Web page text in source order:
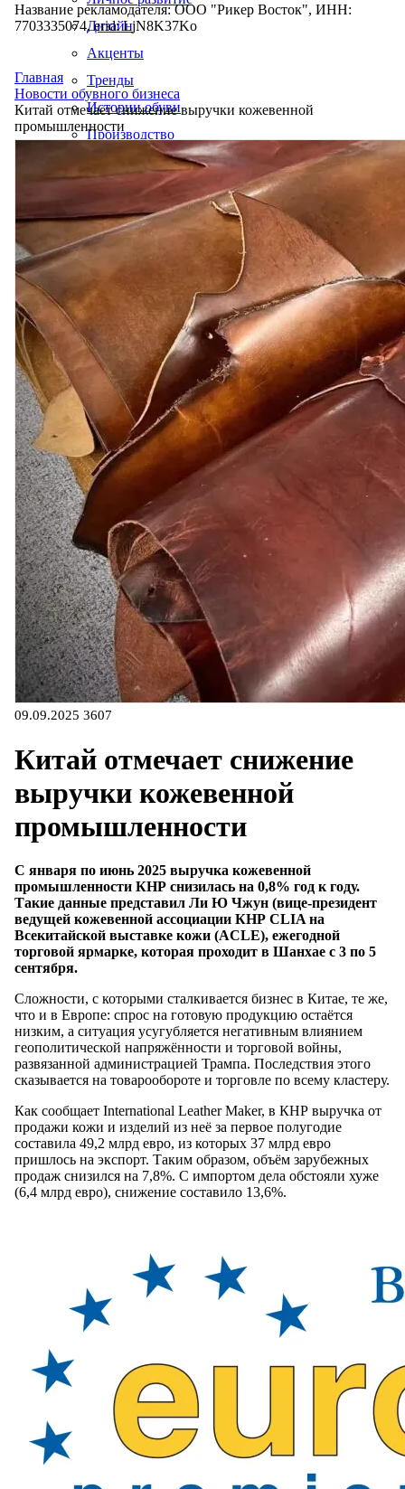
Дизайн
Акценты
Тренды
Истории обуви
Производство
Название рекламодателя: ООО "Рикер Восток", ИНН:
7703335074, erid: LjN8K37Ko
Главная
Новости обувного бизнеса
Китай отмечает снижение выручки кожевенной
промышленности
09.09.2025 3607
Китай отмечает снижение
выручки кожевенной
промышленности
С января по июнь 2025 выручка кожевенной
промышленности КНР снизилась на 0,8% год к году.
Такие данные представил Ли Ю Чжун (вице-президент
ведущей кожевенной ассоциации КНР CLIA на
Всекитайской выставке кожи (ACLE), ежегодной
торговой ярмарке, которая проходит в Шанхае с 3 по 5
сентября.
Сложности, с которыми сталкивается бизнес в Китае, те же,
что и в Европе: спрос на готовую продукцию остаётся
низким, а ситуация усугубляется негативным влиянием
геополитической напряжённости и торговой войны,
развязанной администрацией Трампа. Последствия этого
сказывается на товарообороте и торговле по всему кластеру.
Как сообщает International Leather Maker, в КНР выручка от
продажи кожи и изделий из неё за первое полугодие
составила 49,2 млрд евро, из которых 37 млрд евро
пришлось на экспорт. Таким образом, объём зарубежных
продаж снизился на 7,8%. С импортом дела обстояли хуже
(6,4 млрд евро), снижение составило 13,6%.